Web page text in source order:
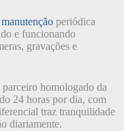
manutenção periódica
e funcionando
gravações e
parceiro homologado da
24 horas por dia, com
traz tranquilidade
diariamente.